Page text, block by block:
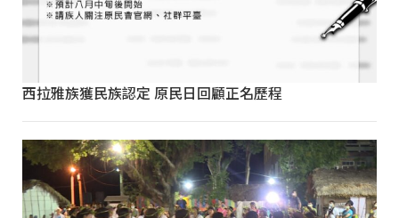
西拉雅族獲民族認定 原民日回顧正名歷程